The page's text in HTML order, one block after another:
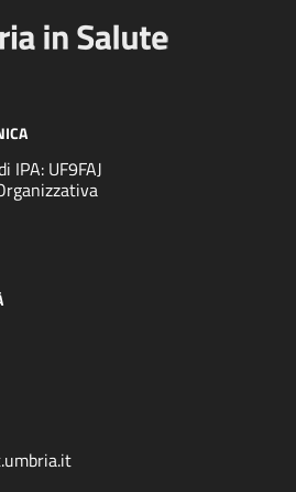
IPA: UF9FAJ